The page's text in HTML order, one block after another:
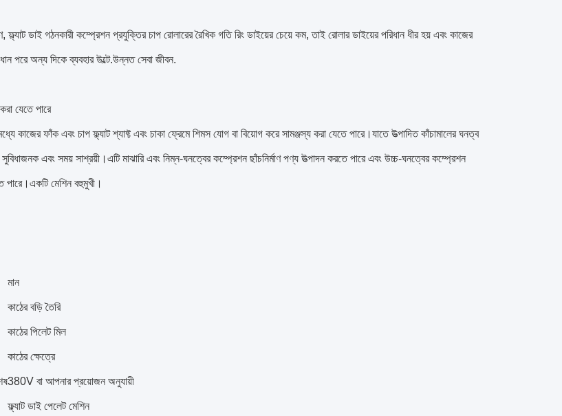
ফ্ল্যাট ডাই গঠনকারী কম্প্রেশন প্রযুক্তির চাপ রোলারের রৈখিক গতি রিং ডাইয়ের চেয়ে কম, তাই রোলার ডাইয়ের পরিধান ধীর হয় এবং কাজের
পরে অন্য দিকে ব্যবহার উল্টে.উন্নত সেবা জীবন.
যেতে পারে
কাজের ফাঁক এবং চাপ ফ্ল্যাট শ্যাফ্ট এবং চাকা ফ্রেমে শিমস যোগ বা বিয়োগ করে সামঞ্জস্য করা যেতে পারে।যাতে উত্পাদিত কাঁচামালের ঘনত্ব
সুবিধাজনক এবং সময় সাশ্রয়ী।এটি মাঝারি এবং নিম্ন-ঘনত্বের কম্প্রেশন ছাঁচনির্মাণ পণ্য উত্পাদন করতে পারে এবং উচ্চ-ঘনত্বের কম্প্রেশন
পারে।একটি মেশিন বহুমুখী।
মান
কাঠের বড়ি তৈরি
কাঠের পিলেট মিল
কাঠের ক্ষেত্রে
380V বা আপনার প্রয়োজন অনুযায়ী
ফ্ল্যাট ডাই পেলেট মেশিন